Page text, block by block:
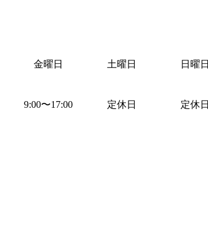
金曜日 土曜日 日曜日
9:00〜17:00 定休日 定休日